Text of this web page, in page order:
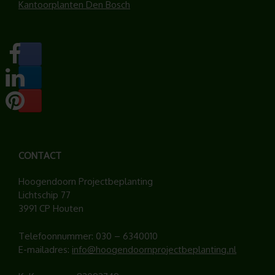
Kantoorplanten Den Bosch
CONTACT
Hoogendoorn Projectbeplanting
Lichtschip 77
3991 CP Houten
Telefoonnummer: 030 – 6340010
E-mailadres: info@hoogendoornprojectbeplanting.nl